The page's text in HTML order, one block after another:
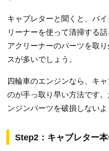
キャブレターと聞くと、バ
リーナーを使って清掃する
アクリーナーのパーツを取
スが多いでしょう。
四輪車のエンジンなら、キ
のが手っ取り早い方法です
ンジンパーツを破損しないよ
Step2：キャブレター